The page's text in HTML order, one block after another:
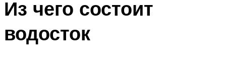
Из чего состоит
водосток